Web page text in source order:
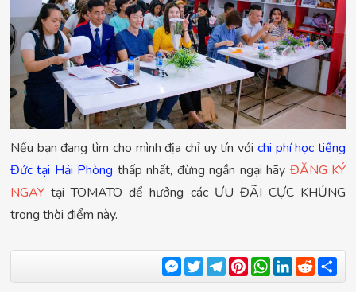
Nếu bạn đang tìm cho mình địa chỉ uy tín với chi phí học tiếng
Đức tại Hải Phòng thấp nhất, đừng ngần ngại hãy ĐĂNG KÝ
NGAY tại TOMATO để hưởng các ƯU ĐÃI CỰC KHỦNG
trong thời điểm này.
Messenger
TwitterTelegram
Pinterest
WhatsApp
LinkedIn
Reddit